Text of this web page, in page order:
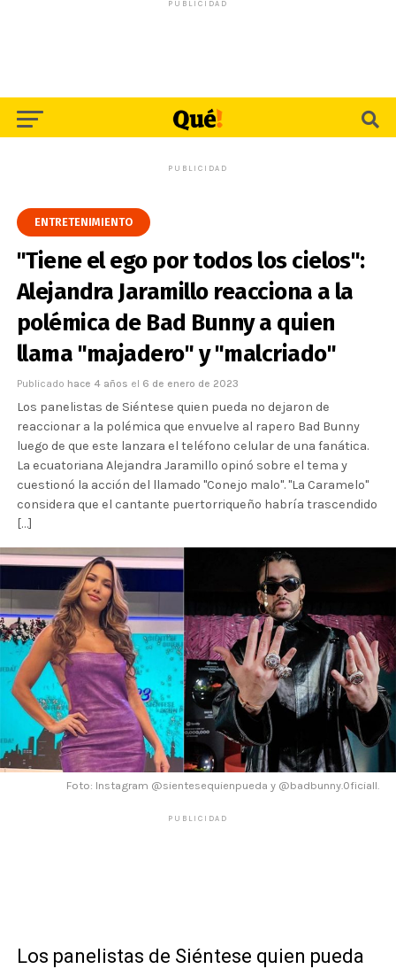
PUBLICIDAD
PUBLICIDAD
ENTRETENIMIENTO
"Tiene el ego por todos los cielos":
Alejandra Jaramillo reacciona a la
polémica de Bad Bunny a quien
llama "majadero" y "malcriado"
Publicado hace 4 años el 6 de enero de 2023
Los panelistas de Siéntese quien pueda no dejaron de
reaccionar a la polémica que envuelve al rapero Bad Bunny
luego de que este lanzara el teléfono celular de una fanática.
La ecuatoriana Alejandra Jaramillo opinó sobre el tema y
cuestionó la acción del llamado "Conejo malo". "La Caramelo"
considera que el cantante puertorriqueño habría trascendido
[…]
Foto: Instagram @sientesequienpueda y @badbunny.0ficiall.
PUBLICIDAD
Los panelistas de Siéntese quien pueda